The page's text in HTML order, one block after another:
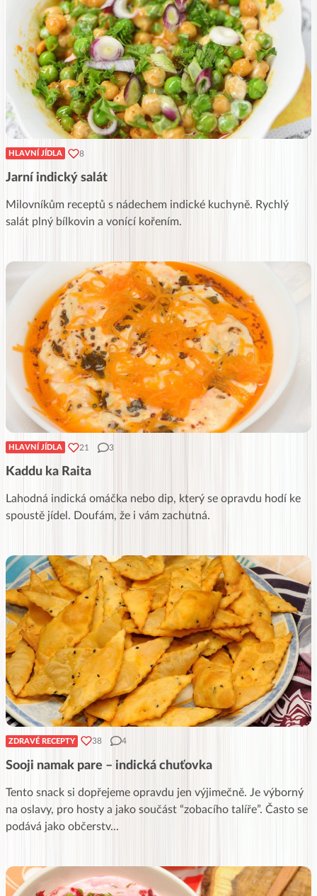
HLAVNÍ JÍDLA 8
Jarní indický salát
Milovníkům receptů s nádechem indické kuchyně. Rychlý
salát plný bílkovin a vonící kořením.
HLAVNÍ JÍDLA 21 3
Kaddu ka Raita
Lahodná indická omáčka nebo dip, který se opravdu hodí ke
spoustě jídel. Doufám, že i vám zachutná.
ZDRAVÉ RECEPTY 38 4
Sooji namak pare – indická chuťovka
Tento snack si dopřejeme opravdu jen výjimečně. Je výborný
na oslavy, pro hosty a jako součást “zobacího talíře”. Často se
podává jako občerstv...